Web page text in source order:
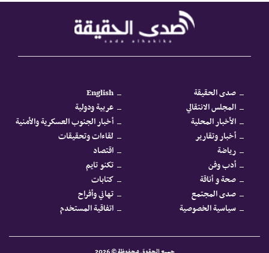
صدى الحقيقة
English
المجلس الانتقالي
عربية ودولية
الأخبار المحلية
أخبار الجنوب العسكرية والأمنية
أخبار وتقارير
لقاءات وتحقيقات
رياضة
اقتصاد
أدب وفن
تكنو تايم
صحة و أناقة
كتابات
صدى المجتمع
تهاني وأفراح
سياسية الخصوصية
اتفاقية المستخدم